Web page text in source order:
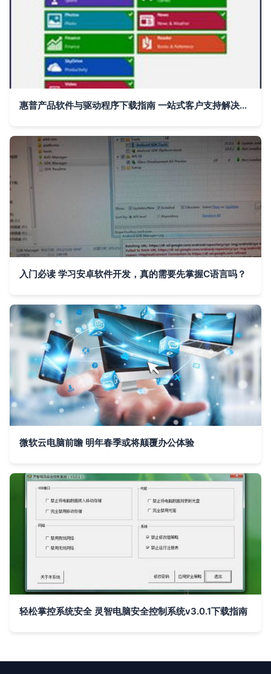
惠普产品软件与驱动程序下载指南 一站式客户支持解决方案
入门必读 学习安卓软件开发，真的需要先掌握C语言吗？
微软云电脑前瞻 明年春季或将颠覆办公体验
轻松掌控系统安全 灵智电脑安全控制系统v3.0.1下载指南